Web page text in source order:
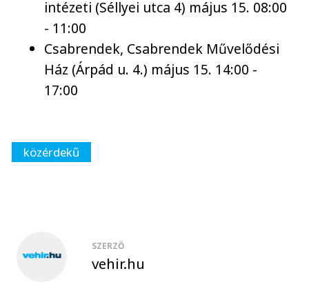
intézeti (Séllyei utca 4) május 15. 08:00
- 11:00
Csabrendek, Csabrendek Művelődési
Ház (Árpád u. 4.) május 15. 14:00 -
17:00
közérdekű
SZERZŐ
vehir.hu